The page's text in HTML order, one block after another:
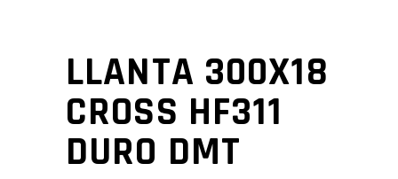
LLANTA 300X18
CROSS HF311
DURO DMT